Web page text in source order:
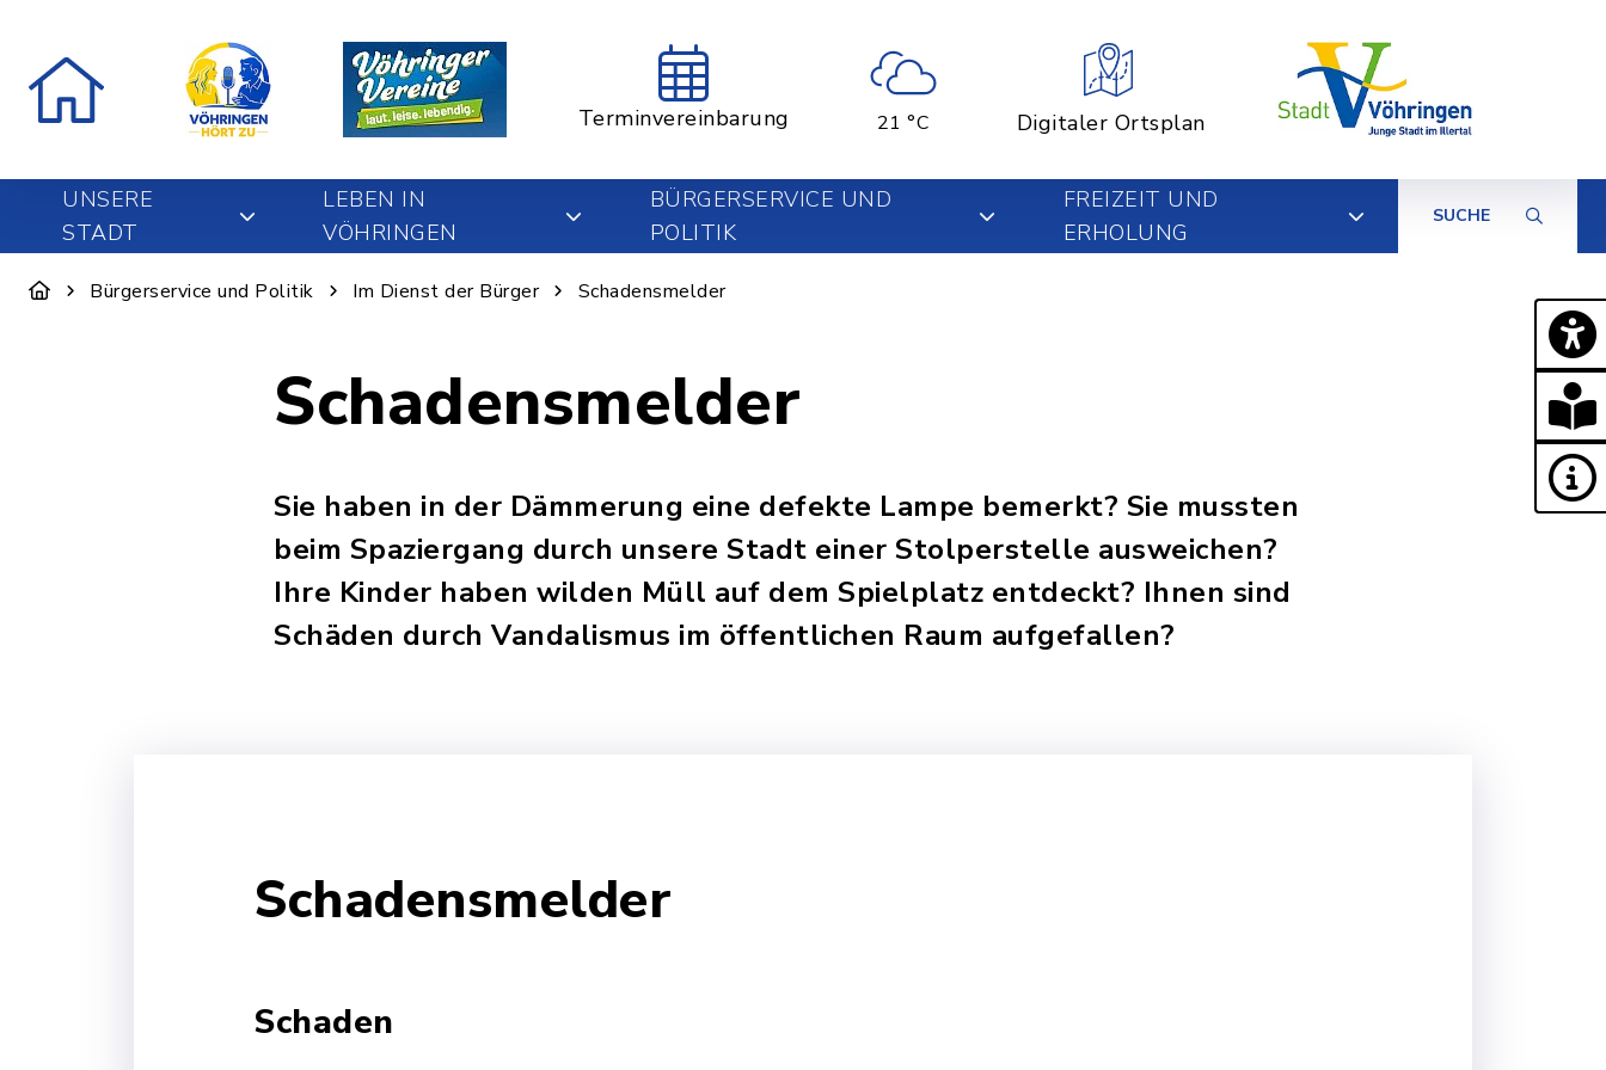
Terminvereinbarung 21 °C Digitaler Ortsplan
UNSERE
STADT
LEBEN IN
VÖHRINGEN
BÜRGERSERVICE UND
POLITIK
FREIZEIT UND
ERHOLUNG
SUCHE
Bürgerservice und Politik Im Dienst der Bürger Schadensmelder
Schadensmelder
Sie haben in der Dämmerung eine defekte Lampe bemerkt? Sie mussten
beim Spaziergang durch unsere Stadt einer Stolperstelle ausweichen?
Ihre Kinder haben wilden Müll auf dem Spielplatz entdeckt? Ihnen sind
Schäden durch Vandalismus im öffentlichen Raum aufgefallen?
Schadensmelder
Schaden